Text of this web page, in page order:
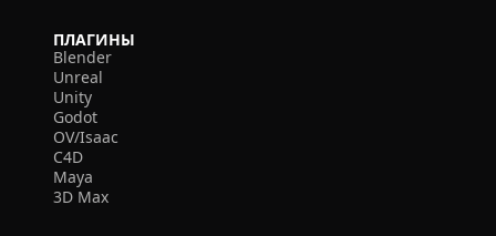
ПЛАГИНЫ
Blender
Unreal
Unity
Godot
OV/Isaac
C4D
Maya
3D Max